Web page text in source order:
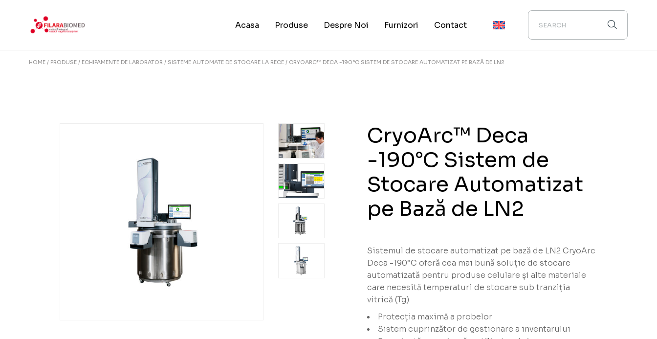
Acasa Produse Despre Noi Furnizori Contact
HOME PRODUSE ECHIPAMENTE DE LABORATOR SISTEME AUTOMATE DE STOCARE LA RECE CRYOARC™ DECA -190°C SISTEM DE STOCARE AUTOMATIZAT PE BAZĂ DE LN2
CryoArc™ Deca
-190°C Sistem de
Stocare Automatizat
pe Bază de LN2
Sistemul de stocare automatizat pe bază de LN2 CryoArc
Deca -190°C oferă cea mai bună soluție de stocare
automatizată pentru produse celulare și alte materiale
care necesită temperaturi de stocare sub tranziția
vitrică (Tg).
Protecția maximă a probelor
Sistem cuprinzător de gestionare a inventarului